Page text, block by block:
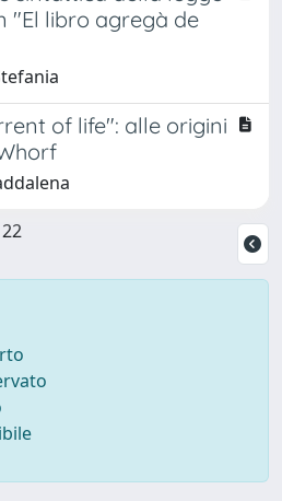
"El libro agregà de
of life": alle origini